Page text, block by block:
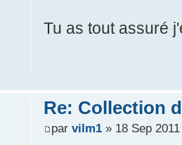
Tu as tout assuré
Re: Collection
par vilm1» 18 Sep 2011